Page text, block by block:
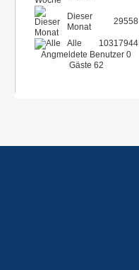
Dieser
Monat
29558
Alle
10317944
Angmeldete Benutzer 0
Gäste 62